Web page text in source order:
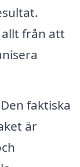
från att
Den faktiska
är